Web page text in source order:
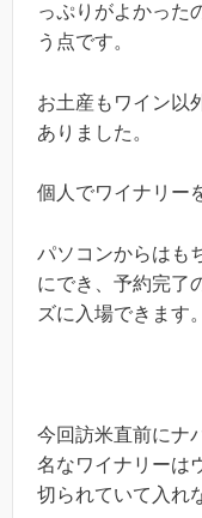
っぷりがよかった
う点です。
お土産もワイン以
ありました。
個人でワイナリー
パソコンからはも
にでき、予約完了
ズに入場できます。
今回訪米直前にナ
名なワイナリーは
切られていて入れ